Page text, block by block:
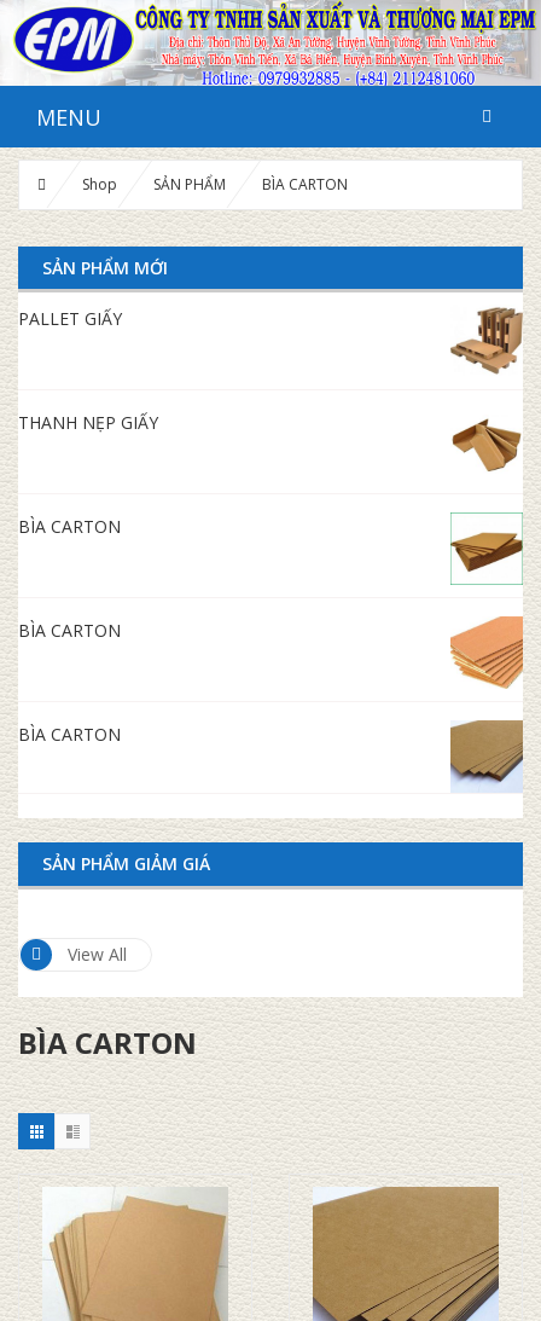
MENU
Shop SẢN PHẨM BÌA CARTON
SẢN PHẨM MỚI
PALLET GIẤY
THANH NẸP GIẤY
BÌA CARTON
BÌA CARTON
BÌA CARTON
SẢN PHẨM GIẢM GIÁ
View All
BÌA CARTON